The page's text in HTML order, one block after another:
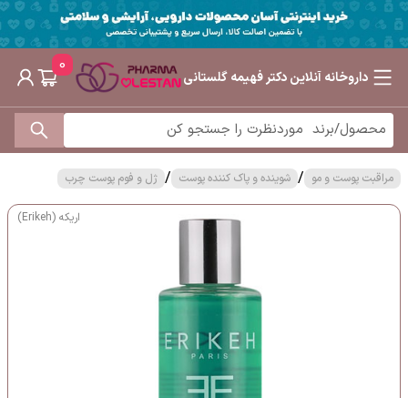
داروخانه آنلاین دکتر فهیمه گلستانی
0
مراقبت پوست و مو / شوینده و پاک کننده پوست / ژل و فوم پوست چرب
اریکه (Erikeh)